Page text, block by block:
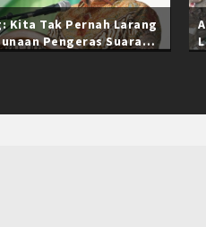
Kita Tak Pernah Larang
Pengeras Suara